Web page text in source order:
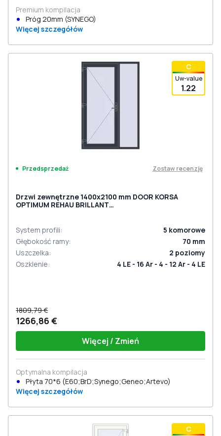
Premium kompilacja
Próg 20mm (SYNEGO)
Więcej szczegółów
С
Uw-value
1.22
Przedsprzedaż Zostaw recenzję
Drzwi zewnętrzne 1400x2100 mm DOOR KORSA
OPTIMUM REHAU BRILLANT
System profili: 5 komorowe
Głębokość ramy: 70 mm
Uszczelka: 2 poziomy
Oszklenie: 4 LE - 16 Ar - 4 - 12 Ar - 4 LE
1809,79 €
1266,86 €
Więcej / Zmień
Optymalna kompilacja
Płyta 70*6 (E60;BrD;Synego;Geneo;Artevo)
Więcej szczegółów
С